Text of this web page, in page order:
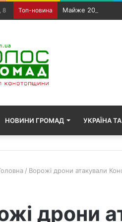
8 Топ-новина Майже 200
НОВИНИ ГРОМАД УКРАЇНА
/ Ворожі дрони атакували
дрони